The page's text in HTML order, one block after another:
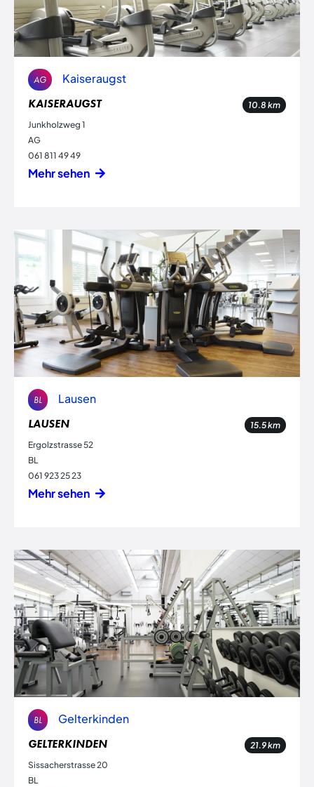
AG Kaiseraugst
KAISERAUGST 10.8 km
Junkholzweg 1
AG
061 811 49 49
Mehr sehen
BL Lausen
LAUSEN 15.5km
Ergolzstrasse 52
BL
061 923 25 23
Mehr sehen
BL Gelterkinden
GELTERKINDEN 21.9km
Sissacherstrasse 20
BL